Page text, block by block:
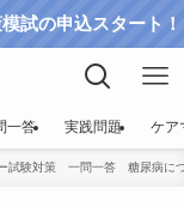
試の申込スタート！
一答 実践問題 ケア
試験対策 一問一答 糖尿病に